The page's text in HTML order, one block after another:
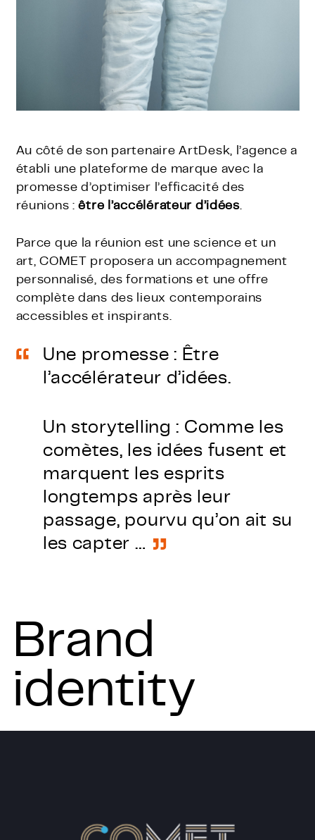
Au côté de son partenaire ArtDesk, l’agence a
établi une plateforme de marque avec la
promesse d’optimiser l’efficacité des
réunions :être l’accélérateur d’idées.
Parce que la réunion est une science et un
art, COMET proposera un accompagnement
personnalisé, des formations et une offre
complète dans des lieux contemporains
accessibles et inspirants.
Une promesse : Être
l’accélérateur d’idées.
Un storytelling : Comme les
comètes, les idées fusent et
marquent les esprits
longtemps après leur
passage, pourvu qu’on ait su
les capter …
Brand
identity